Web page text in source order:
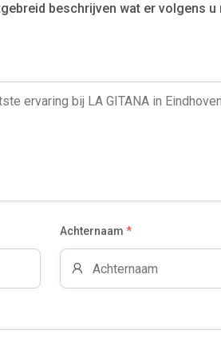
beschrijven wat er volgens u
Achternaam *